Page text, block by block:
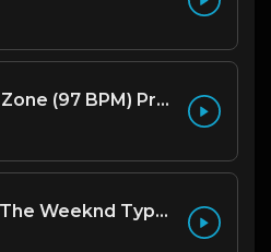
Cap Free Zone (97 BPM) Produced By ThatKidFrankie
Let's Do (The Weeknd Type Beat)